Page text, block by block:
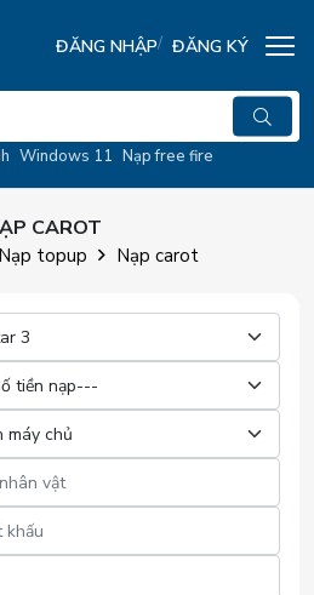
Windows 11 Nạp free fire
ĐĂNG NHẬP ĐĂNG KÝ
CAROT
Nạp topup Nạp carot